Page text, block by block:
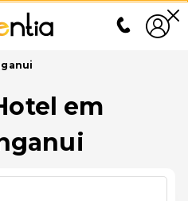
em